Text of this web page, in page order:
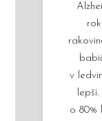
v
o 80%